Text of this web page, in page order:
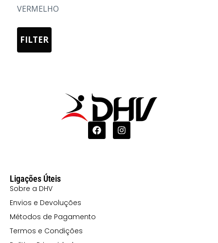
VERMELHO
FILTER
Ligações Úteis
Sobre a DHV
Envios e Devoluções
Métodos de Pagamento
Termos e Condições